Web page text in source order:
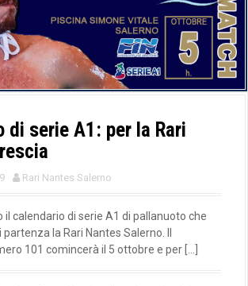
di serie A1: per la Rari
Rari Nantes Salerno
il calendario di serie A1 di pallanuoto che
la Rari Nantes Salerno. Il
101 comincerà il 5 ottobre e per […]